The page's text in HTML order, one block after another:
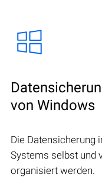
von Windows
Die Datensicherung
Systems selbst und
organisiert werden.